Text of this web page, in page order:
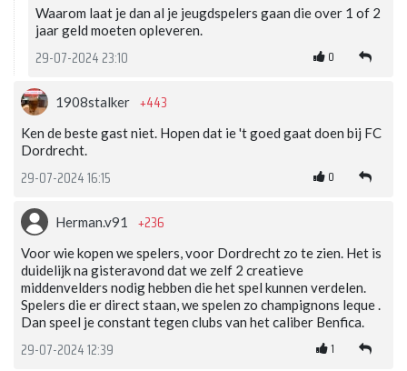
Waarom laat je dan al je jeugdspelers gaan die over 1 of 2
jaar geld moeten opleveren.
29-07-2024 23:10 0
1908stalker +443
Ken de beste gast niet. Hopen dat ie 't goed gaat doen bij FC
Dordrecht.
29-07-2024 16:15 0
Herman.v91 +236
Voor wie kopen we spelers, voor Dordrecht zo te zien. Het is
duidelijk na gisteravond dat we zelf 2 creatieve
middenvelders nodig hebben die het spel kunnen verdelen.
Spelers die er direct staan, we spelen zo champignons leque .
Dan speel je constant tegen clubs van het caliber Benfica.
29-07-2024 12:39 1